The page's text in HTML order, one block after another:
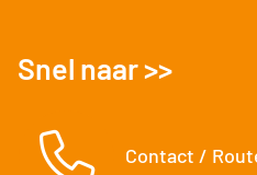
Snel naar >>
Contact /